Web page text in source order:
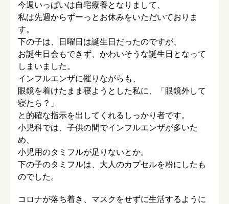
今週いっぱいは自宅療養となりまして、
私は先週からずーっとお休みをいただいておりま
す。
下の子は、日曜日は誕生日だったのですが、
お誕生日会もできず、かわいそうな誕生日となって
しまいました。
インフルエンザに罹りながらも、
眼鏡を着けたまま寝ようとした私に、「眼鏡外して
寝たら？」
と的確な指示を出してくれるしっかり者です。
小児科では、子供の間でインフルエンザが多いた
め、
小児用のタミフルが足りないとか。
下の子のタミフルは、大人のカプセルを粉にしたも
のでした。
コロナが落ち着き、マスクをせずに生活するように